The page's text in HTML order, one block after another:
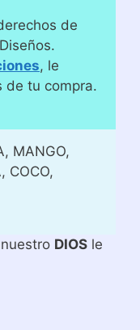
de
, le
de tu compra.
MANGO,
COCO,
DIOSle